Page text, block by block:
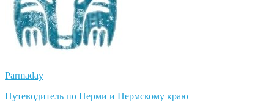
Parmaday
Путеводитель по Перми и Пермскому краю